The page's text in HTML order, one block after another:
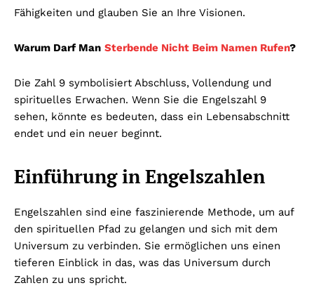
Fähigkeiten und glauben Sie an Ihre Visionen.
Warum Darf Man Sterbende Nicht Beim Namen Rufen?
Die Zahl 9 symbolisiert Abschluss, Vollendung und
spirituelles Erwachen. Wenn Sie die Engelszahl 9
sehen, könnte es bedeuten, dass ein Lebensabschnitt
endet und ein neuer beginnt.
Einführung in Engelszahlen
Engelszahlen sind eine faszinierende Methode, um auf
den spirituellen Pfad zu gelangen und sich mit dem
Universum zu verbinden. Sie ermöglichen uns einen
tieferen Einblick in das, was das Universum durch
Zahlen zu uns spricht.